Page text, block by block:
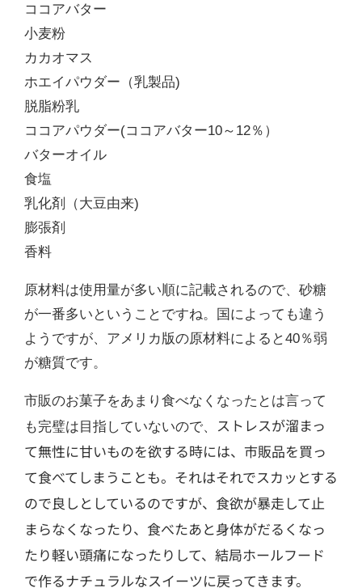
ココアバター
小麦粉
カカオマス
ホエイパウダー（乳製品)
脱脂粉乳
ココアパウダー(ココアバター10～12％）
バターオイル
食塩
乳化剤（大豆由来)
膨張剤
香料
原材料は使用量が多い順に記載されるので、砂糖
が一番多いということですね。国によっても違う
ようですが、アメリカ版の原材料によると40％弱
が糖質です。
市販のお菓子をあまり食べなくなったとは言って
も完璧は目指していないので、
ストレスが溜まっ
て無性に甘いものを欲する時には、市販品を買っ
て食べてしまうことも。それはそれでスカッとする
ので良しとしているのですが、食欲が暴走して止
まらなくなったり、食べたあと身体がだるくなっ
たり軽い頭痛になったりして、結局ホールフード
で作るナチュラルなスイーツに戻ってきます。